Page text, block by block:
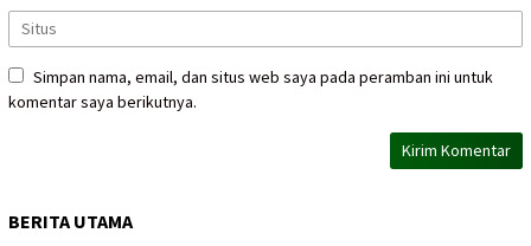
Simpan nama, email, dan situs web saya pada peramban ini untuk
komentar saya berikutnya.
BERITA UTAMA